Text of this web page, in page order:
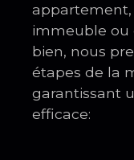
appartement,
immeuble ou
bien, nous
étapes de la
garantissant
efficace: